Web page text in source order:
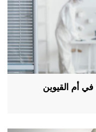
أم القيوين